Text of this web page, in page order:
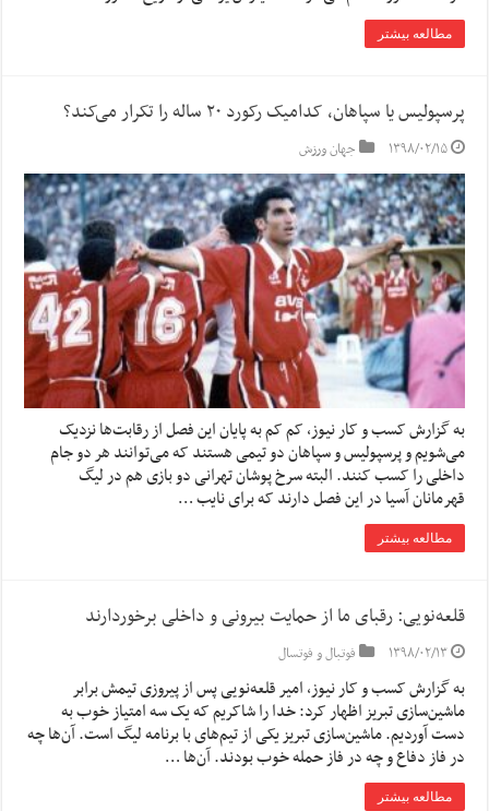
مطالعه بیشتر
پرسپولیس یا سپاهان، کدامیک رکورد ۲۰ ساله را تکرار می‌کند؟
۱۳۹۸/۰۲/۱۵ جهان ورزش
به گزارش کسب و کار نیوز، کم کم به پایان این فصل از رقابت‌ها نزدیک
می‌شویم و پرسپولیس و سپاهان دو تیمی هستند که می‌توانند هر دو جام
داخلی را کسب کنند. البته سرخ پوشان تهرانی دو بازی هم در لیگ
قهرمانان آسیا در این فصل دارند که برای نایب …
مطالعه بیشتر
قلعه‌نویی: رقبای ما از حمایت‌ بیرونی و داخلی برخوردارند
۱۳۹۸/۰۲/۱۳ فوتبال و فوتسال
به گزارش کسب و کار نیوز، امیر قلعه‌نویی پس از پیروزی تیمش برابر
ماشین‌سازی تبریز اظهار کرد: خدا را شاکریم که یک سه امتیاز خوب به
دست آوردیم. ماشین‌سازی تبریز یکی از تیم‌های با برنامه لیگ است. آن‌ها چه
در فاز دفاع و چه در فاز حمله خوب بودند. آن‌ها …
مطالعه بیشتر